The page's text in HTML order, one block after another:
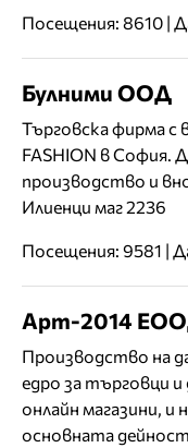
Посещения: 8610 |
Булними ООД
Търговска фирма с
FASHION в София.
производство и
Илиенци маг 2236
Посещения: 9581 |
Арт-2014
Производство на
едро за търговци и
онлайн магазини, и
основната